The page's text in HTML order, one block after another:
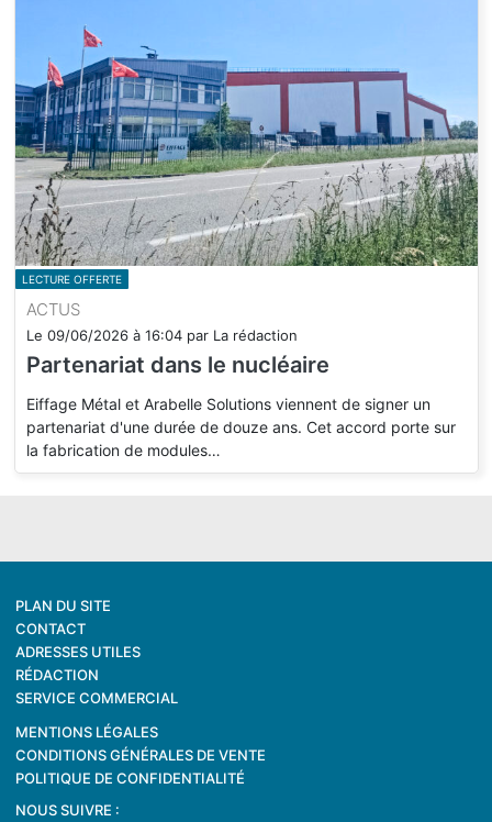
LECTURE OFFERTE
ACTUS
Le 09/06/2026 à 16:04 par La rédaction
Partenariat dans le nucléaire
Eiffage Métal et Arabelle Solutions viennent de signer un
partenariat d'une durée de douze ans. Cet accord porte sur
la fabrication de modules…
PLAN DU SITE
CONTACT
ADRESSES UTILES
RÉDACTION
SERVICE COMMERCIAL
MENTIONS LÉGALES
CONDITIONS GÉNÉRALES DE VENTE
POLITIQUE DE CONFIDENTIALITÉ
NOUS SUIVRE :